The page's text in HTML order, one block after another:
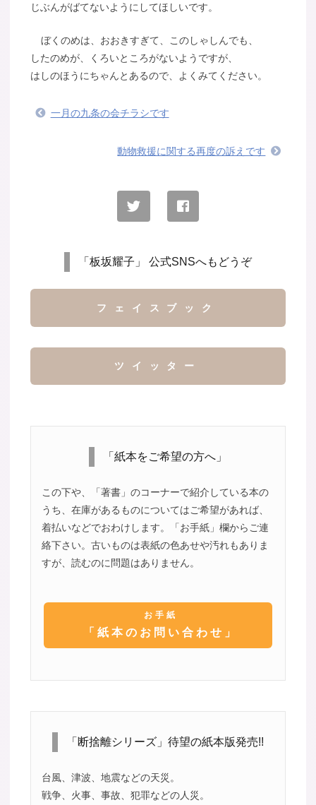
じぶんがばてないようにしてほしいです。
ぼくのめは、おおきすぎて、このしゃしんでも、
したのめが、くろいところがないようですが、
はしのほうにちゃんとあるので、よくみてください。
一月の九条の会チラシです
動物救援に関する再度の訴えです
「板坂耀子」 公式SNSへもどうぞ
フェイスブック
ツイッター
「紙本をご希望の方へ」
この下や、「著書」のコーナーで紹介している本の
うち、在庫があるものについてはご希望があれば、
着払いなどでおわけします。「お手紙」欄からご連
絡下さい。古いものは表紙の色あせや汚れもありま
すが、読むのに問題はありません。
お手紙
「紙本のお問い合わせ」
「断捨離シリーズ」待望の紙本版発売!!
台風、津波、地震などの天災。
戦争、火事、事故、犯罪などの人災。